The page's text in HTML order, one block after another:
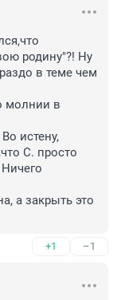
родину"?! Ну
в теме чем
молнии в
истену,
С. просто
а закрыть это
+1 –1